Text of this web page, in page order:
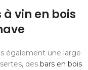
vin en bois
également une large
des bars en bois